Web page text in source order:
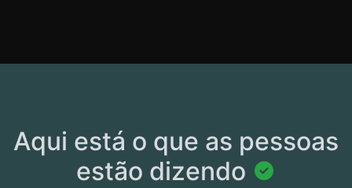
Aqui está o que as pessoas
estão dizendo